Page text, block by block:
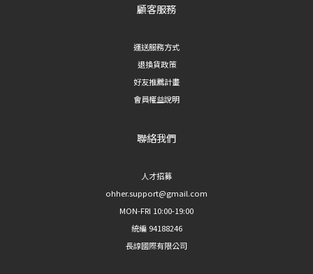
顧客服務
運送服務方式
退換貨政策
好友推薦計畫
會員權益說明
聯絡我們
人才招募
ohher.support@gmail.com
MON-FRI 10:00-19:00
統編 94188246
長諄國際有限公司